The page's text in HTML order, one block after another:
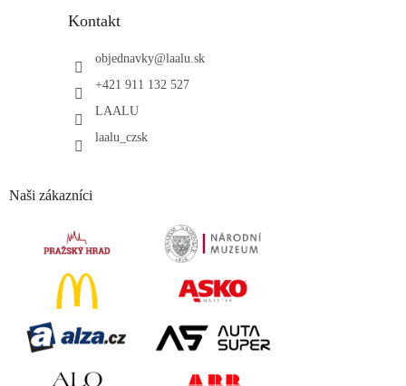
Kontakt
objednavky@laalu.sk
+421 911 132 527
LAALU
laalu_czsk
Naši zákazníci